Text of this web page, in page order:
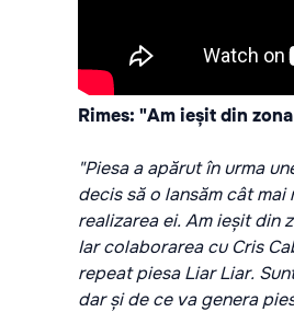
Rimes: "Am ieșit din
"Piesa a apărut în urma
decis să o lansăm cât
realizarea ei. Am ieșit din
Iar colaborarea cu Cris
repeat piesa Liar Liar.
dar și de ce va genera